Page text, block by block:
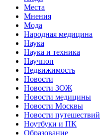
Места
Мнения
Мода
Народная медицина
Наука
Наука и техника
Научпоп
Недвижимость
Новости
Новости ЗОЖ
Новости медицины
Новости Москвы
Новости путешествий
Ноутбуки и ПК
Образование